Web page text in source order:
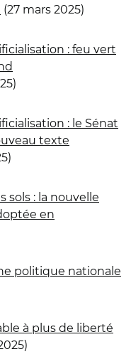
(27 mars 2025)
: feu vert
: le Sénat
texte
sols : la nouvelle
en
politique nationale
à plus de liberté